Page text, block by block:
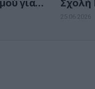
για
(AI
Σχολή
25.06.2026